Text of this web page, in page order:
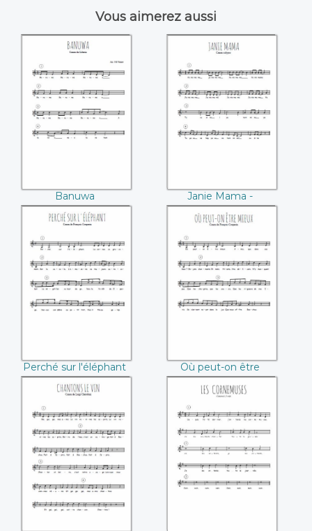
Vous aimerez aussi
Banuwa
Janie Mama -
Calypso
Janie Mama -
Calypso
l'éléphant
(François Couperin)
Perché sur l'éléphant
(François Couperin)
Où peut-on être
mieux (François
Couperin)
Où peut-on être
mieux (François
Couperin)
Chantons le vin
(Luigi Chérubini)
Les cornemuses